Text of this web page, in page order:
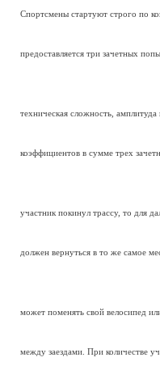
Спортсмены стартуют строго по
предоставляется три зачетных
техническая сложность,
коэффициентов в сумме трех
участник покинул трассу, то для
должен вернуться в то же самое
может поменять свой велосипед
между заездами. При количестве